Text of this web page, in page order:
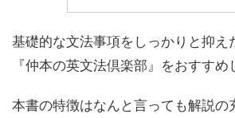
基礎的な文法事項をしっかりと抑え
『仲本の英文法倶楽部』をおすすめ
本書の特徴はなんと言っても解説の